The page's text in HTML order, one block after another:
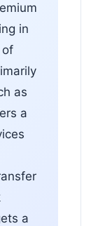
in
of
as
a
a